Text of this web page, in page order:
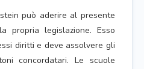
può aderire al presente
propria legislazione. Esso
diritti e deve assolvere gli
concordatari. Le scuole